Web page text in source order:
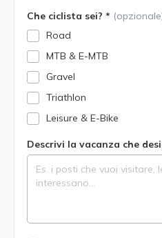
Che ciclista sei? *
Road
MTB & E-MTB
Gravel
Triathlon
Leisure & E-Bike
Descrivi la vacanza che